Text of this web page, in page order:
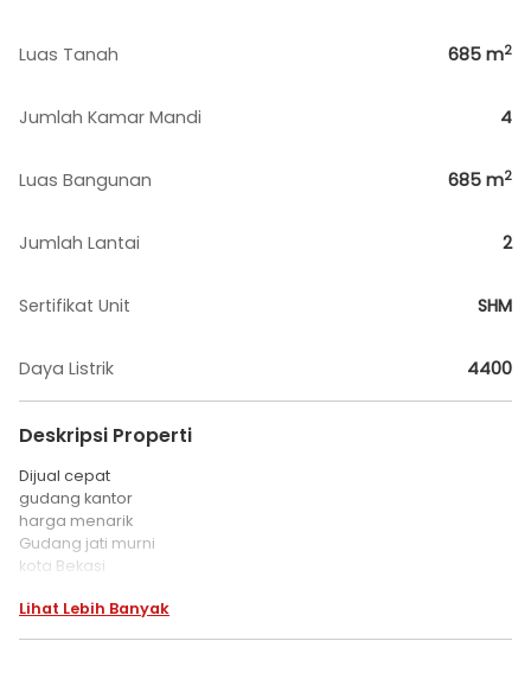
Luas Tanah 685 m2
Jumlah Kamar Mandi 4
Luas Bangunan 685 m2
Jumlah Lantai 2
Sertifikat Unit SHM
Daya Listrik 4400
Deskripsi Properti
Dijual cepat
gudang kantor
harga menarik
Gudang jati murni
kota Bekasi
Lt : 685 m2
Lihat Lebih Banyak